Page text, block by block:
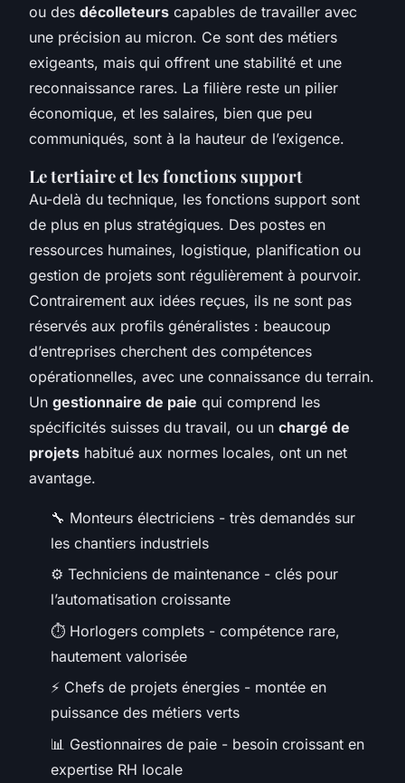
ou des décolleteurs capables de travailler avec
une précision au micron. Ce sont des métiers
exigeants, mais qui offrent une stabilité et une
reconnaissance rares. La filière reste un pilier
économique, et les salaires, bien que peu
communiqués, sont à la hauteur de l’exigence.
Le tertiaire et les fonctions support
Au-delà du technique, les fonctions support sont
de plus en plus stratégiques. Des postes en
ressources humaines, logistique, planification ou
gestion de projets sont régulièrement à pourvoir.
Contrairement aux idées reçues, ils ne sont pas
réservés aux profils généralistes : beaucoup
d’entreprises cherchent des compétences
opérationnelles, avec une connaissance du terrain.
Un gestionnaire de paie qui comprend les
spécificités suisses du travail, ou un chargé de
projets habitué aux normes locales, ont un net
avantage.
🔧 Monteurs électriciens - très demandés sur
les chantiers industriels
⚙️ Techniciens de maintenance - clés pour
l’automatisation croissante
⏱️ Horlogers complets - compétence rare,
hautement valorisée
⚡ Chefs de projets énergies - montée en
puissance des métiers verts
📊 Gestionnaires de paie - besoin croissant en
expertise RH locale